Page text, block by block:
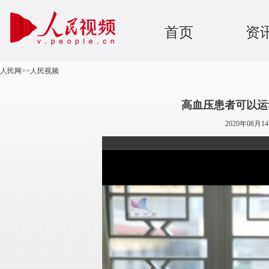
首页 资
人民网>> 人民视频
高血压患者可以
2020年08月